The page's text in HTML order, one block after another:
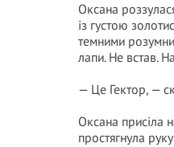
Оксана
із густою
темними
лапи. Не встав.
— Це Гектор, —
Оксана присіла
простягнула